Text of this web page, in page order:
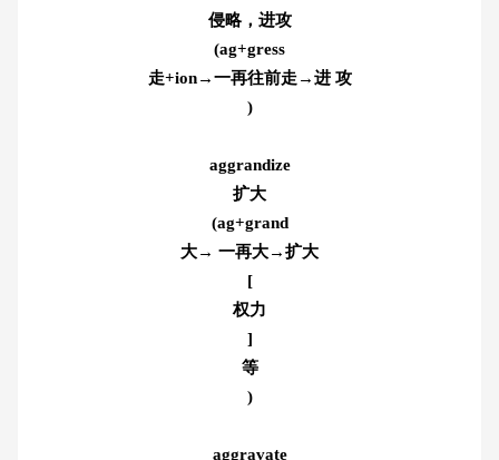
侵略，进攻
(ag+gress
走+ion→一再往前走→进 攻
)
aggrandize
扩大
(ag+grand
大→ 一再大→扩大
[
权力
]
等
)
aggravate